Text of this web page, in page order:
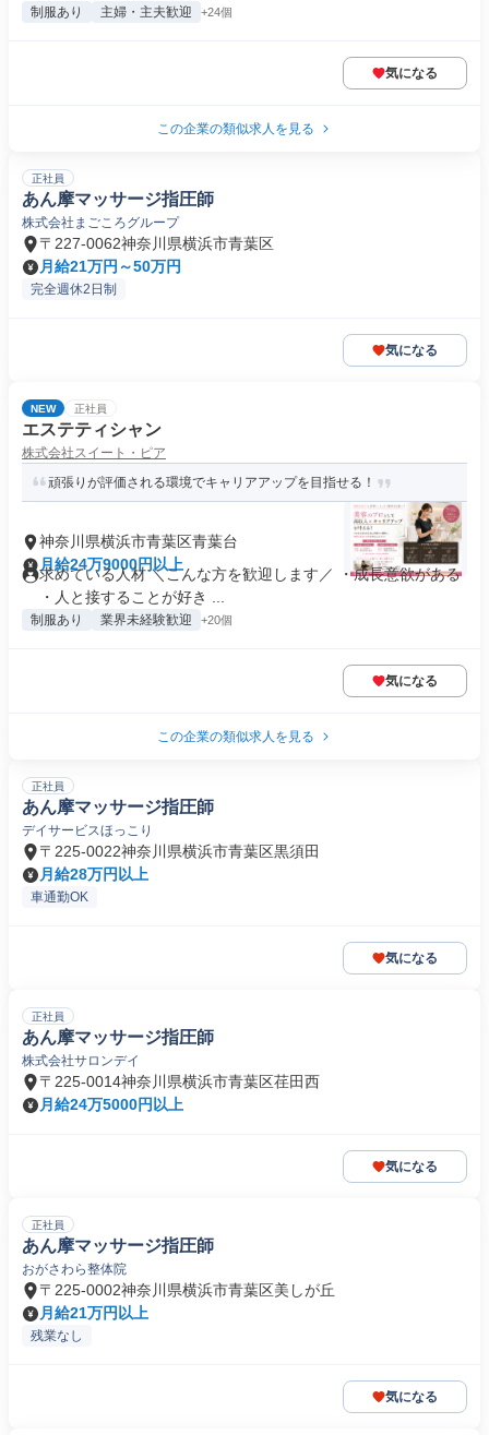
制服あり 主婦・主夫歓迎 +24個
気になる
この企業の類似求人を見る
正社員
あん摩マッサージ指圧師
株式会社まごころグループ
〒227-0062神奈川県横浜市青葉区
月給21万円～50万円
完全週休2日制
気になる
NEW 正社員
エステティシャン
株式会社スイート・ピア
頑張りが評価される環境でキャリアアップを目指せる！
神奈川県横浜市青葉区青葉台
月給24万9000円以上
求めている人材 ＼こんな方を歓迎します／ ・成長意欲がある
・人と接することが好き ...
制服あり 業界未経験歓迎 +20個
気になる
この企業の類似求人を見る
正社員
あん摩マッサージ指圧師
デイサービスほっこり
〒225-0022神奈川県横浜市青葉区黒須田
月給28万円以上
車通勤OK
気になる
正社員
あん摩マッサージ指圧師
株式会社サロンデイ
〒225-0014神奈川県横浜市青葉区荏田西
月給24万5000円以上
気になる
正社員
あん摩マッサージ指圧師
おがさわら整体院
〒225-0002神奈川県横浜市青葉区美しが丘
月給21万円以上
残業なし
気になる